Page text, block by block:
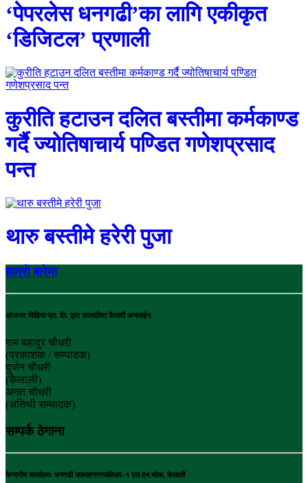
‘पेपरलेस धनगढी’का लागि एकीकृत
‘डिजिटल’ प्रणाली
कुरीति हटाउन दलित बस्तीमा कर्मकाण्ड
गर्दै ज्योतिषाचार्य पण्डित गणेशप्रसाद
पन्त
थारु बस्तीमे हरेरी पुजा
हाम्रो बारेमा
ओजरार मिडिया प्रा. लि. द्वारा सञ्चालित कैलारी अनलाईन
राम बहादुर चाैधरी
(प्रकाशक / सम्पादक)
दुर्जन चाैधरी
(कैलाली)
अनत चौधरी
(अतिथी सम्पादक)
सम्पर्क ठेगाना
केन्द्रीय कार्यालयः धनगढी उपमहानगरपालिका–१ एल.एन.चोक, कैलाली